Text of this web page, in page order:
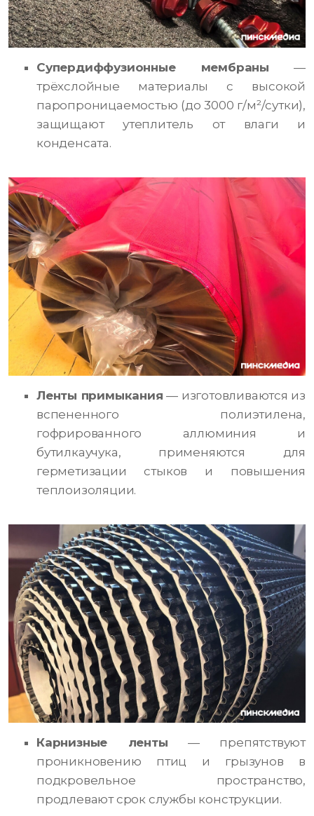
Супердиффузионные мембраны —
трёхслойные материалы с высокой
паропроницаемостью (до 3000 г/м²/сутки),
защищают утеплитель от влаги и
конденсата.
Ленты примыкания — изготовливаются из
вспененного полиэтилена,
гофрированного аллюминия и
бутилкаучука, применяются для
герметизации стыков и повышения
теплоизоляции.
Карнизные ленты — препятствуют
проникновению птиц и грызунов в
подкровельное пространство,
продлевают срок службы конструкции.